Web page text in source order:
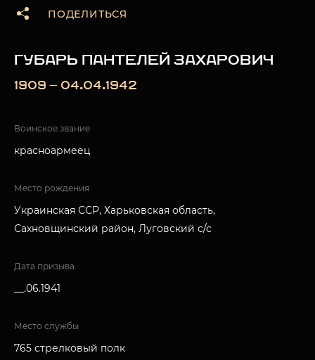
ПОДЕЛИТЬСЯ
ГУБАРЬ ПАНТЕЛЕЙ ЗАХАРОВИЧ
1909 — 04.04.1942
Воинское звание
красноармеец
Место рождения
Украинская ССР, Харьковская область,
Сахновщинский район, Луговский с/с
Дата призыва
__.06.1941
Место службы
765 стрелковый полк